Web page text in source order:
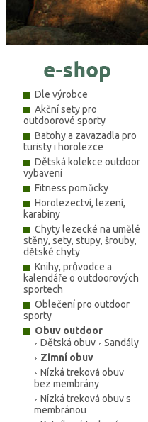
Dle výrobce
Akční sety pro
outdoorové sporty
Batohy a zavazadla pro
turisty i horolezce
Dětská kolekce outdoor
vybavení
Fitness pomůcky
Horolezectví, lezení,
karabiny
Chyty lezecké na umělé
stěny, sety, stupy, šrouby,
dětské chyty
Knihy, průvodce a
kalendáře o outdoorových
sportech
Oblečení pro outdoor
sporty
Obuv outdoor
Dětská obuv
Sandály
Zimní obuv
Nízká treková obuv
bez membrány
Nízká treková obuv s
membránou